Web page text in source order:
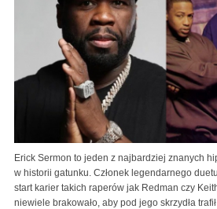
Erick Sermon to jeden z najbardziej znanych
w historii gatunku. Członek legendarnego
start karier takich raperów jak Redman czy
niewiele brakowało, aby pod jego skrzydła